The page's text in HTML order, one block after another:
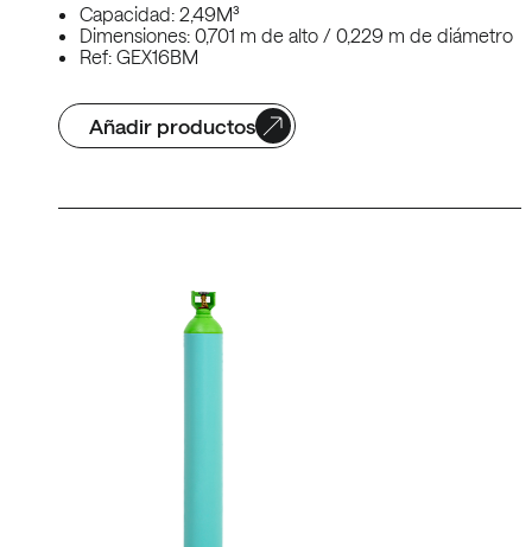
Capacidad: 2,49M³
Dimensiones: 0,701 m de alto / 0,229 m de diámetro
Ref: GEX16BM
Añadir productos